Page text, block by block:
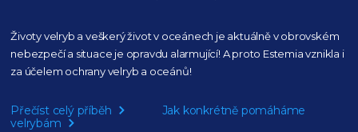
Životy velryb a veškerý život v oceánech je aktuálněv obrovském
nebezpečí a situace je opravdu alarmující! A proto Estemia vznikla i
za účelem ochrany velryb a oceánů!
Přečíst celý příběh
Jak konkrétně pomáháme
velrybám